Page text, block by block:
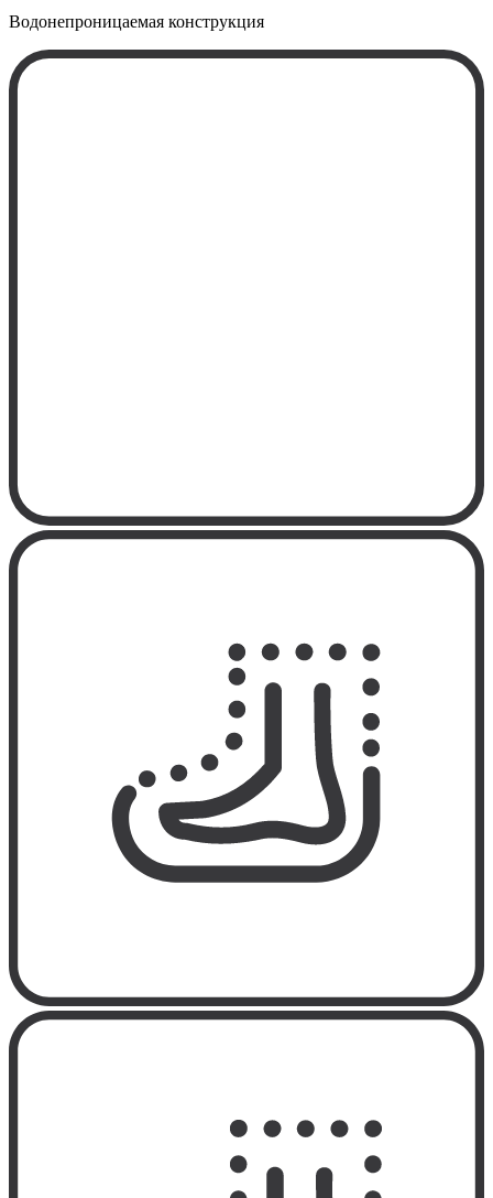
Водонепроницаемая конструкция